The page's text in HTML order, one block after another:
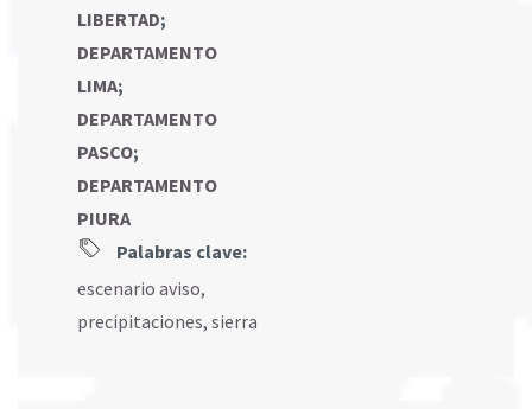
LIBERTAD;
DEPARTAMENTO
LIMA;
DEPARTAMENTO
PASCO;
DEPARTAMENTO
PIURA
Palabras clave:
escenario aviso,
precipitaciones, sierra